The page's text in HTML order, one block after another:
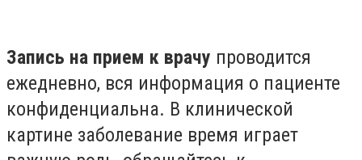
Запись на прием к врачу проводится
ежедневно, вся информация о пациенте
конфиденциальна. В клинической
картине заболевание время играет